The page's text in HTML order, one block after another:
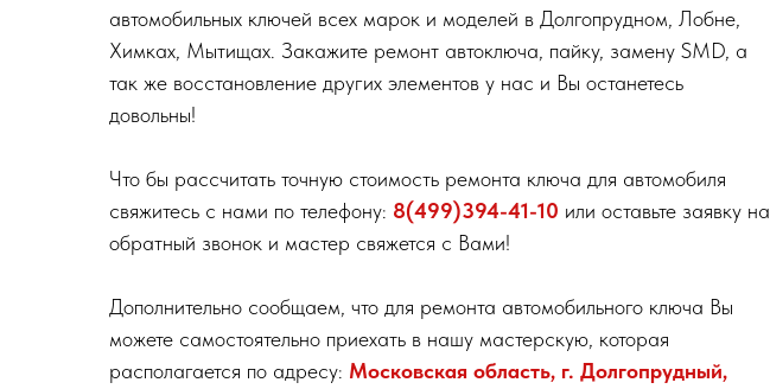
автомобильных ключей всех марок и моделей в Долгопрудном, Лобне,
Химках, Мытищах. Закажите ремонт автоключа, пайку, замену SMD, а
так же восстановление других элементов у нас и Вы останетесь
довольны!
Что бы рассчитать точную стоимость ремонта ключа для автомобиля
свяжитесь с нами по телефону: 8(499)394-41-10 или оставьте заявку на
обратный звонок и мастер свяжется с Вами!
Дополнительно сообщаем, что для ремонта автомобильного ключа Вы
можете самостоятельно приехать в нашу мастерскую, которая
располагается по адресу: Московская область, г. Долгопрудный,